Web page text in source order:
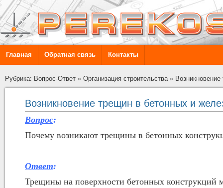
Главная Обратная связь Контакты
Рубрика: Вопрос-Ответ » Организация строительства»
Возникновение трещин в бетонных и
Вопрос:
Почему возникают трещины в бетонных
Ответ:
Трещины на поверхности бетонных конструкций